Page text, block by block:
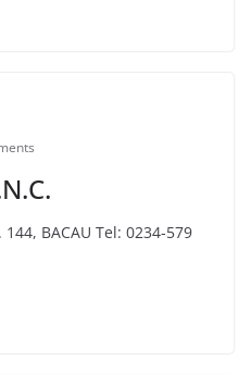
BACAU Tel: 0234-579